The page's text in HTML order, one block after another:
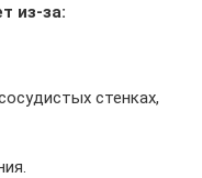
из-за:
стенках,